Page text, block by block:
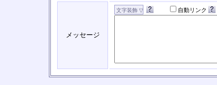
メッセージ
自動リンク